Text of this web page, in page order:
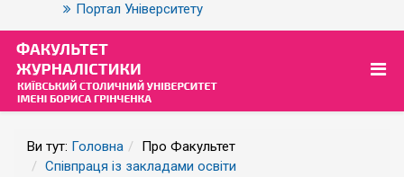
Портал Університету
Ви тут: Головна
Про Факультет
Співпраця із закладами освіти